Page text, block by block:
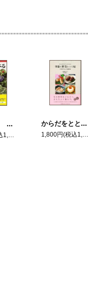
山菜ガイド 野草を食べる
1,800円(税込1,980円)
からだをととのえる 季節の野菜レシピ帖 ―マクロビオティック料理70選―
1,800円(税込1,980円)